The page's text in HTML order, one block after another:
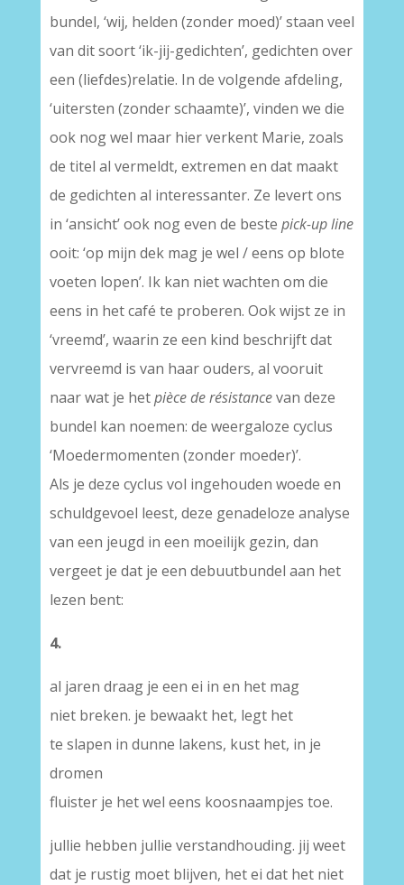
bundel, ‘wij, helden (zonder moed)’ staan veel
van dit soort ‘ik-jij-gedichten’, gedichten over
een (liefdes)relatie. In de volgende afdeling,
‘uitersten (zonder schaamte)’, vinden we die
ook nog wel maar hier verkent Marie, zoals
de titel al vermeldt, extremen en dat maakt
de gedichten al interessanter. Ze levert ons
in ‘ansicht’ ook nog even de beste pick-up line
ooit: ‘op mijn dek mag je wel / eens op blote
voeten lopen’. Ik kan niet wachten om die
eens in het café te proberen. Ook wijst ze in
‘vreemd’, waarin ze een kind beschrijft dat
vervreemd is van haar ouders, al vooruit
naar wat je hetpièce de résistancevan deze
bundel kan noemen: de weergaloze cyclus
‘Moedermomenten (zonder moeder)’.
Als je deze cyclus vol ingehouden woede en
schuldgevoel leest, deze genadeloze analyse
van een jeugd in een moeilijk gezin, dan
vergeet je dat je een debuutbundel aan het
lezen bent:
4.
al jaren draag je een ei in en het mag
niet breken. je bewaakt het, legt het
te slapen in dunne lakens, kust het, in je
dromen
fluister je het wel eens koosnaampjes toe.
jullie hebben jullie verstandhouding. jij weet
dat je rustig moet blijven, het ei dat het niet